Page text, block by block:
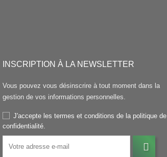
INSCRIPTION À LA NEWSLETTER
Vous pouvez vous désinscrire à tout moment dans la
gestion de vos informations personnelles.
J'accepte les termes et conditions de la politique de
confidentialité.